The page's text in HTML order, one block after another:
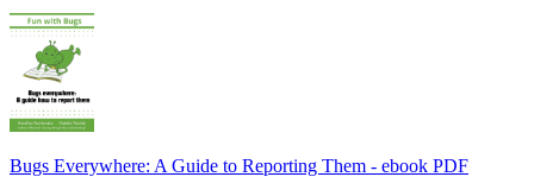
Bugs Everywhere: A Guide to Reporting Them - ebook PDF